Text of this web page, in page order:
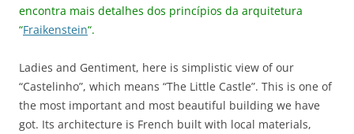
encontra mais detalhes dos princípios da arquitetura
“Fraikenstein“.
Ladies and Gentiment, here is simplistic view of our
“Castelinho”, which means “The Little Castle”. This is one of
the most important and most beautiful building we have
got. Its architecture is French built with local materials,